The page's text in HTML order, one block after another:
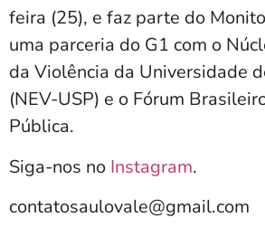
feira (25), e faz parte do
uma parceria do G1 com o
da Violência da Universidade
(NEV-USP) e o Fórum
Pública.
Siga-nos no Instagram.
contatosaulovale@gmail.com